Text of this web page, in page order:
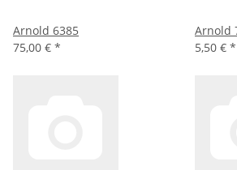
Arnold 6385
75,00 € *
Arnold
5,50 € *